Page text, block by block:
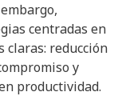
centradas en
reducción
y
productividad.